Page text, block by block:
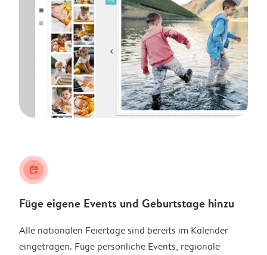
calendar_plus
Füge eigene Events und Geburtstage hinzu
Alle nationalen Feiertage sind bereits im Kalender
eingetragen. Füge persönliche Events, regionale